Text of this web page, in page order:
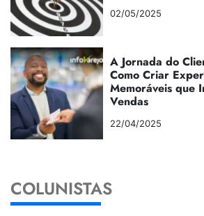
02/05/2025
A Jornada do
Como Criar
Memoráveis que
Vendas
22/04/2025
COLUNISTAS